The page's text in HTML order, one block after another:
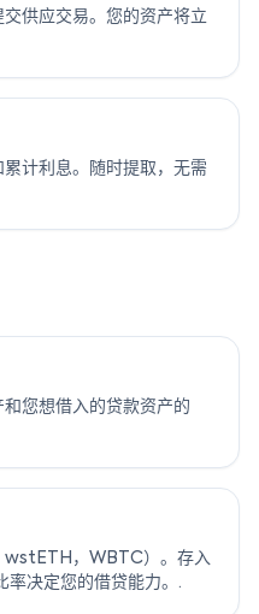
供应交易。您的资产将立
计利息。随时提取，无需
您想借入的贷款资产的
wstETH，WBTC）。存入
率决定您的借贷能力。.